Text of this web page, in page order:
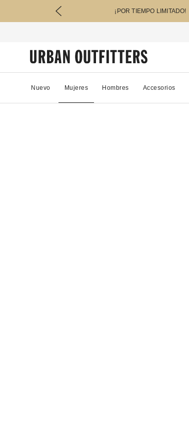
¡POR TIEMPO LIMITADO!
Nuevo Mujeres Hombres Accesorios